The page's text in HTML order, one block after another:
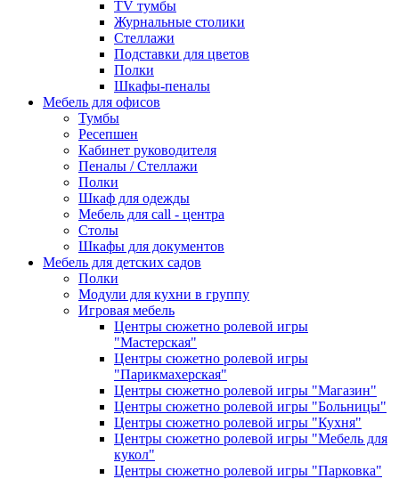
TV тумбы
Журнальные столики
Стеллажи
Подставки для цветов
Полки
Шкафы-пеналы
Мебель для офисов
Тумбы
Ресепшен
Кабинет руководителя
Пеналы / Стеллажи
Полки
Шкаф для одежды
Мебель для call - центра
Столы
Шкафы для документов
Мебель для детских садов
Полки
Модули для кухни в группу
Игровая мебель
Центры сюжетно ролевой игры
"Мастерская"
Центры сюжетно ролевой игры
"Парикмахерская"
Центры сюжетно ролевой игры "Магазин"
Центры сюжетно ролевой игры "Больницы"
Центры сюжетно ролевой игры "Кухня"
Центры сюжетно ролевой игры "Мебель для
кукол"
Центры сюжетно ролевой игры "Парковка"